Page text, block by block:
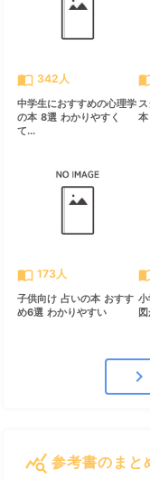
import_contacts 342人
中学生におすすめの心理学
の本 8選 わかりやすく
て...
import_contacts 173人
子供向け 占いの本 おすす
め6選 わかりやすい
chevron_right
query_stats 参考書のまと